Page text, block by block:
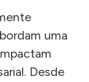
uma
Desde